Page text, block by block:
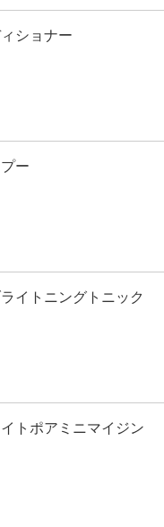
ショナー
ー
イトニングトニック
トポアミニマイジン